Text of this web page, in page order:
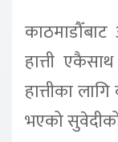
हात्ती
हात्तीका
भएको